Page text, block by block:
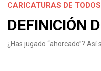
CARICATURAS DE
DEFINICIÓN
¿Has jugado “ahorcado”? Así